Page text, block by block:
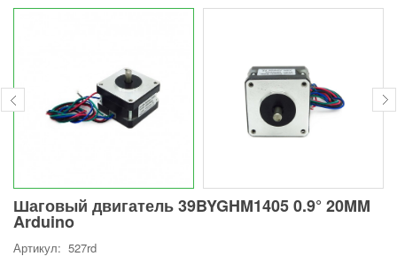
Шаговый двигатель 39BYGHM1405 0.9° 20MM
Arduino
Артикул: 527rd